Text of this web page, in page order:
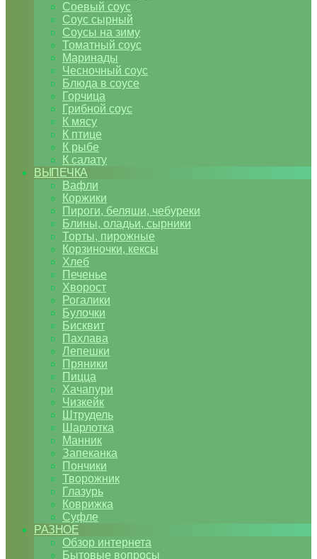
Соевый соус
Соус сырный
Соусы на зиму
Томатный соус
Маринады
Чесночный соус
Блюда в соусе
Горчица
Грибной соус
К мясу
К птице
К рыбе
К салату
ВЫПЕЧКА
Вафли
Коржики
Пироги, беляши, чебуреки
Блины, оладьи, сырники
Торты, пирожные
Корзиночки, кексы
Хлеб
Печенье
Хворост
Рогалики
Булочки
Бисквит
Пахлава
Лепешки
Пряники
Пицца
Хачапури
Чизкейк
Штрудель
Шарлотка
Манник
Запеканка
Пончики
Творожник
Глазурь
Коврижка
Суфле
РАЗНОЕ
Обзор интернета
Бытовые вопросы